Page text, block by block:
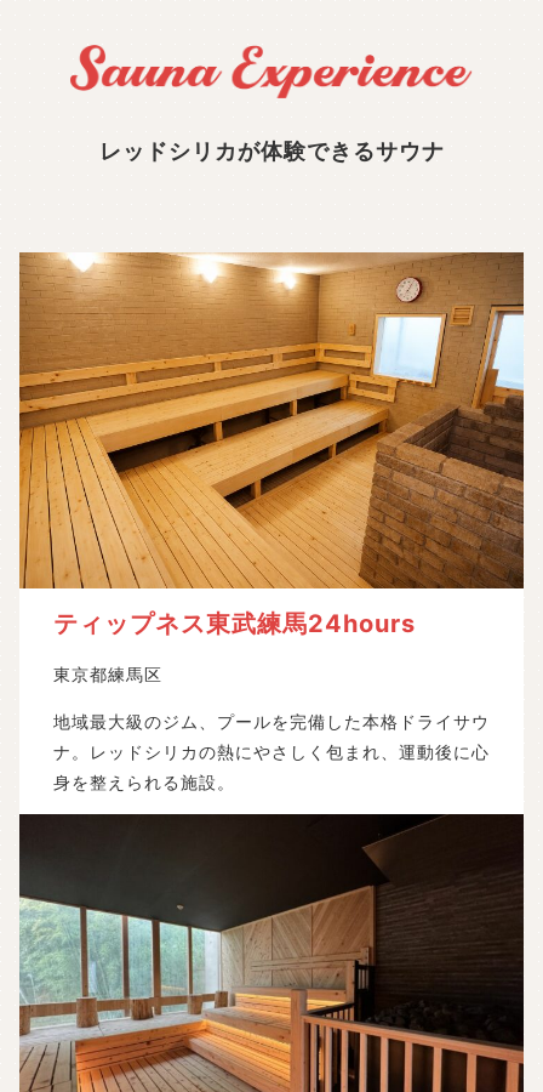
レッドシリカが体験できるサウナ
ティップネス東武練馬24hours
東京都練馬区
地域最大級のジム、プールを完備した本格ドライサウ
ナ。レッドシリカの熱にやさしく包まれ、運動後に心
身を整えられる施設。